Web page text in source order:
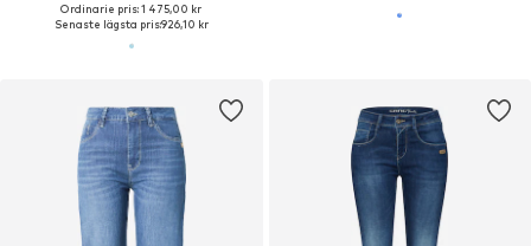
Ordinarie pris: 1 475,00 kr
Senaste lägsta pris:926,10 kr